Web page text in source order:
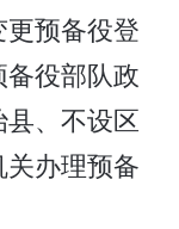
预备役登
役部队政
、不设区
办理预备